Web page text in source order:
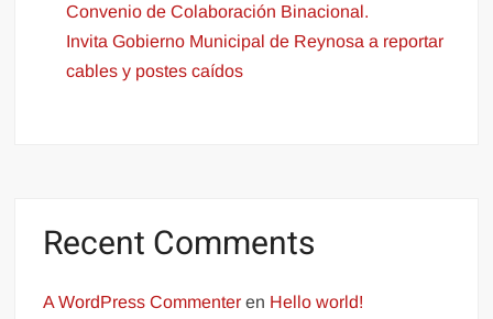
Convenio de Colaboración Binacional.
Invita Gobierno Municipal de Reynosa a reportar
cables y postes caídos
Recent Comments
A WordPress Commenter en Hello world!